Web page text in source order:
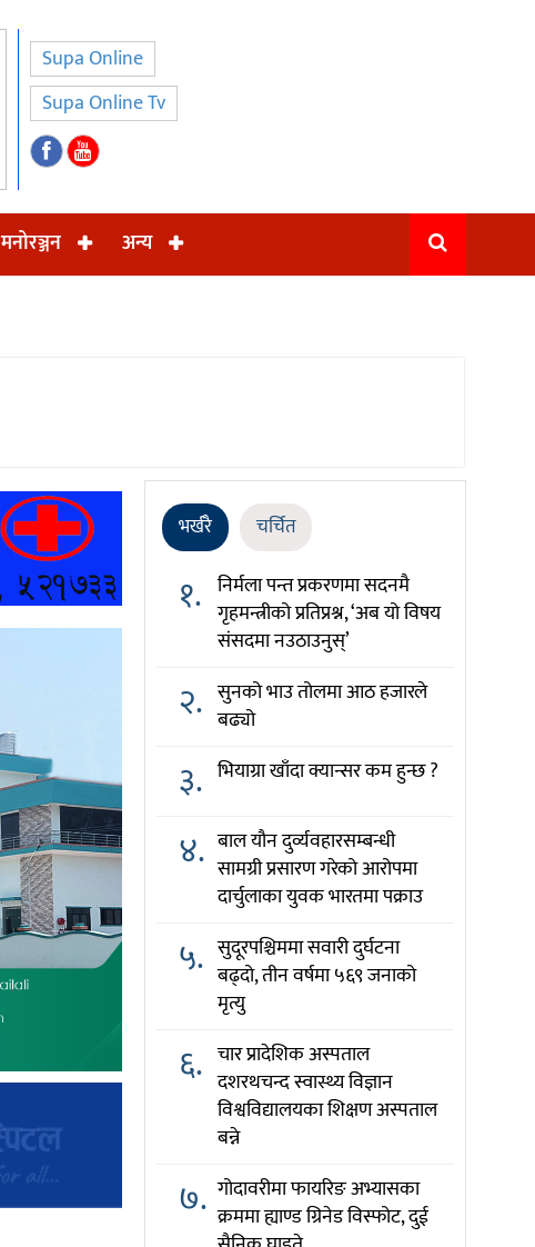
Supa Online
Supa Online Tv
मनोरञ्जन अन्य
भर्खरै चर्चित
१. निर्मला पन्त प्रकरणमा सदनमै
गृहमन्त्रीको प्रतिप्रश्न, ‘अब यो विषय
संसदमा नउठाउनुस्’
२. सुनको भाउ तोलमा आठ हजारले
बढ्यो
३. भियाग्रा खाँदा क्यान्सर कम हुन्छ ?
४. बाल यौन दुर्व्यवहारसम्बन्धी
सामग्री प्रसारण गरेको आरोपमा
दार्चुलाका युवक भारतमा पक्राउ
५. सुदूरपश्चिममा सवारी दुर्घटना
बढ्दो, तीन वर्षमा ५६९ जनाको
मृत्यु
६. चार प्रादेशिक अस्पताल
दशरथचन्द स्वास्थ्य विज्ञान
विश्वविद्यालयका शिक्षण अस्पताल
बन्ने
७. गोदावरीमा फायरिङ अभ्यासका
क्रममा ह्याण्ड ग्रिनेड विस्फोट, दुई